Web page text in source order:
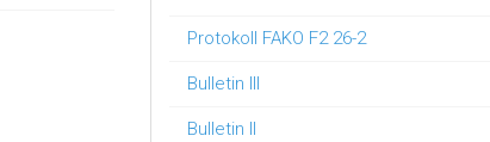
Protokoll FAKO F2 26-2
Bulletin III
Bulletin II